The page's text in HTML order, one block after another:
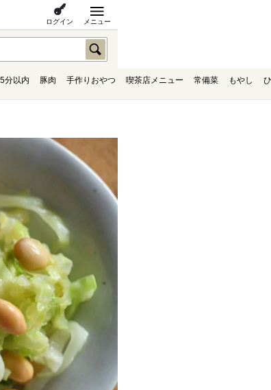
ログイン メニュー
分以内 豚肉 手作りおやつ 喫茶店メニュー 常備菜 もやし